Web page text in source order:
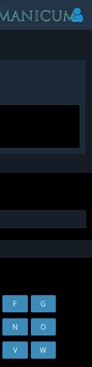
F G
N O
V W